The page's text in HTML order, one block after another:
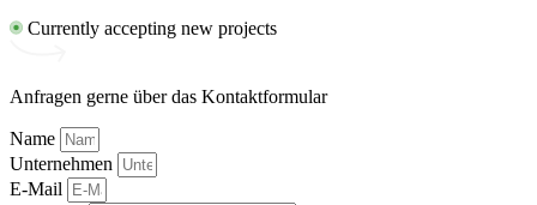
Currently accepting new projects
Anfragen gerne über das Kontaktformular
Name
Unternehmen
E-Mail